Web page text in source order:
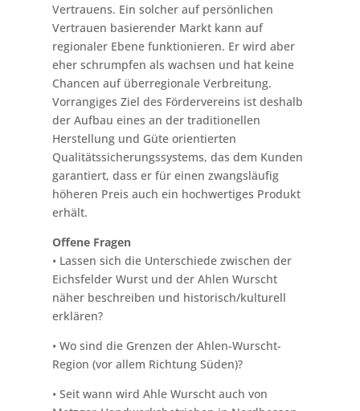
Vertrauens. Ein solcher auf persönlichen
Vertrauen basierender Markt kann auf
regionaler Ebene funktionieren. Er wird aber
eher schrumpfen als wachsen und hat keine
Chancen auf überregionale Verbreitung.
Vorrangiges Ziel des Fördervereins ist deshalb
der Aufbau eines an der traditionellen
Herstellung und Güte orientierten
Qualitätssicherungssystems, das dem Kunden
garantiert, dass er für einen zwangsläufig
höheren Preis auch ein hochwertiges Produkt
erhält.
Offene Fragen
• Lassen sich die Unterschiede zwischen der
Eichsfelder Wurst und der Ahlen Wurscht
näher beschreiben und historisch/kulturell
erklären?
• Wo sind die Grenzen der Ahlen-Wurscht-
Region (vor allem Richtung Süden)?
• Seit wann wird Ahle Wurscht auch von